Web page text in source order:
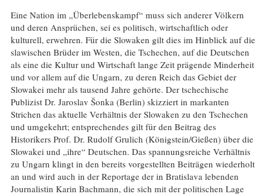
Eine Nation im „Überlebenskampf“ muss sich anderer Völkern
und deren Ansprüchen, sei es politisch, wirtschaftlich oder
kulturell, erwehren. Für die Slowaken gilt dies im Hinblick auf die
slawischen Brüder im Westen, die Tschechen, auf die Deutschen
als eine die Kultur und Wirtschaft lange Zeit prägende Minderheit
und vor allem auf die Ungarn, zu deren Reich das Gebiet der
Slowakei mehr als tausend Jahre gehörte. Der tschechische
Publizist Dr. Jaroslav Šonka (Berlin) skizziert in markanten
Strichen das aktuelle Verhältnis der Slowaken zu den Tschechen
und umgekehrt; entsprechendes gilt für den Beitrag des
Historikers Prof. Dr. Rudolf Grulich (Königstein/Gießen) über die
Slowakei und „ihre“ Deutschen. Das spannungsreiche Verhältnis
zu Ungarn klingt in den bereits vorgestellten Beiträgen wiederholt
an und wird auch in der Reportage der in Bratislava lebenden
Journalistin Karin Bachmann, die sich mit der politischen Lage